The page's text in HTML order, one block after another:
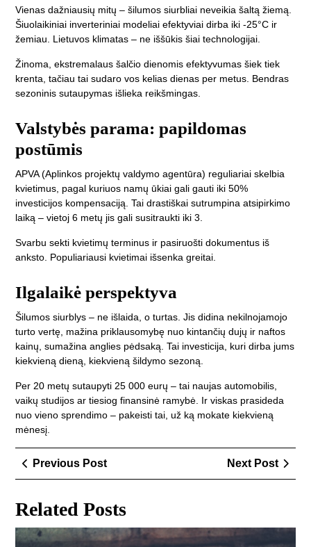
Vienas dažniausių mitų – šilumos siurbliai neveikia šaltą žiemą.
Šiuolaikiniai inverteriniai modeliai efektyviai dirba iki -25°C ir
žemiau. Lietuvos klimatas – ne iššūkis šiai technologijai.
Žinoma, ekstremalaus šalčio dienomis efektyvumas šiek tiek
krenta, tačiau tai sudaro vos kelias dienas per metus. Bendras
sezoninis sutaupymas išlieka reikšmingas.
Valstybės parama: papildomas
postūmis
APVA (Aplinkos projektų valdymo agentūra) reguliariai skelbia
kvietimus, pagal kuriuos namų ūkiai gali gauti iki 50%
investicijos kompensaciją. Tai drastiškai sutrumpina atsipirkimo
laiką – vietoj 6 metų jis gali susitraukti iki 3.
Svarbu sekti kvietimų terminus ir pasiruošti dokumentus iš
anksto. Populiariausi kvietimai išsenka greitai.
Ilgalaikė perspektyva
Šilumos siurblys – ne išlaida, o turtas. Jis didina nekilnojamojo
turto vertę, mažina priklausomybę nuo kintančių dujų ir naftos
kainų, sumažina anglies pėdsaką. Tai investicija, kuri dirba jums
kiekvieną dieną, kiekvieną šildymo sezoną.
Per 20 metų sutaupyti 25 000 eurų – tai naujas automobilis,
vaikų studijos ar tiesiog finansinė ramybė. Ir viskas prasideda
nuo vieno sprendimo – pakeisti tai, už ką mokate kiekvieną
mėnesį.
Navigacija
tarp
įrašų
Previous PostPrevious
Post
Next Post
Next
Post
Related Posts